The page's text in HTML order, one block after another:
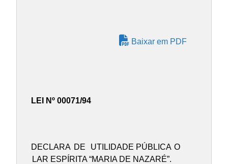
Baixar em PDF
LEI Nº 00071/94
DECLARA DE UTILIDADE PÚBLICA O
LAR ESPÍRITA “MARIA DE NAZARÉ”.